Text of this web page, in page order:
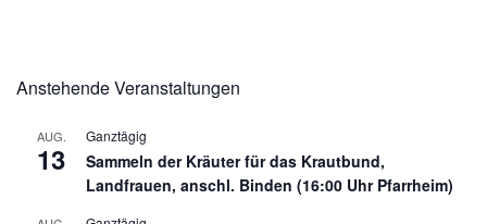
Anstehende Veranstaltungen
AUG.
13
Ganztägig
Sammeln der Kräuter für das Krautbund,
Landfrauen, anschl. Binden (16:00 Uhr Pfarrheim)